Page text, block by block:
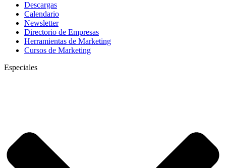
Descargas
Calendario
Newsletter
Directorio de Empresas
Herramientas de Marketing
Cursos de Marketing
Especiales